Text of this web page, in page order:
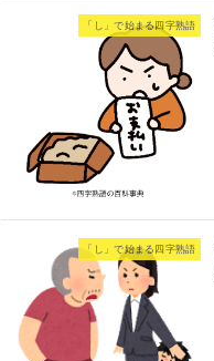
「し」で始まる四字熟語
「し」で始まる四字熟語